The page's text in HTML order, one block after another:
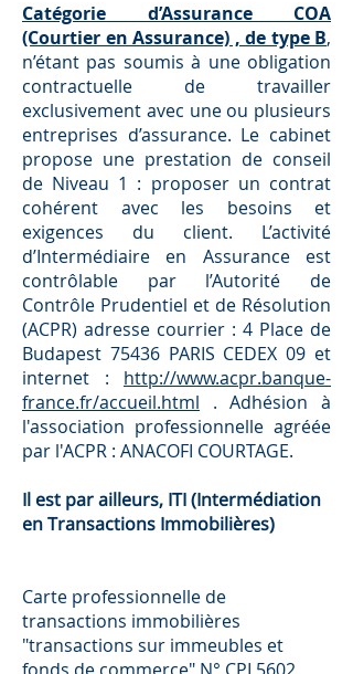
Catégorie d’Assurance COA
(Courtier en Assurance) , de type B,
n’étant pas soumis à une obligation
contractuelle de travailler
exclusivement avec une ou plusieurs
entreprises d’assurance. Le cabinet
propose une prestation de conseil
de Niveau 1 : proposer un contrat
cohérent avec les besoins et
exigences du client. L’activité
d’Intermédiaire en Assurance est
contrôlable par l’Autorité de
Contrôle Prudentiel et de Résolution
(ACPR) adresse courrier : 4 Place de
Budapest 75436 PARIS CEDEX 09 et
internet : http://www.acpr.banque-
france.fr/accueil.html . Adhésion à
l'association professionnelle agréée
par l'ACPR : ANACOFI COURTAGE.
Il est par ailleurs, ITI (Intermédiation
en Transactions Immobilières)
Carte professionnelle de
transactions immobilières
"transactions sur immeubles et